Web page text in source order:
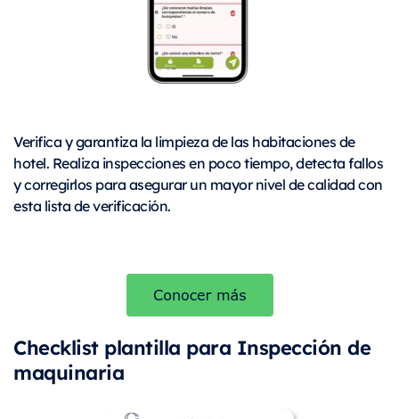
Verifica y garantiza la limpieza de las habitaciones de
hotel. Realiza inspecciones en poco tiempo, detecta fallos
y corregirlos para asegurar un mayor nivel de calidad con
esta lista de verificación.
Checklist plantilla para Inspección de
maquinaria